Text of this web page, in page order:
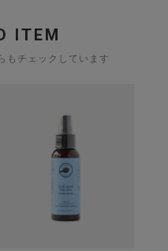
ITEM
もチェックしています